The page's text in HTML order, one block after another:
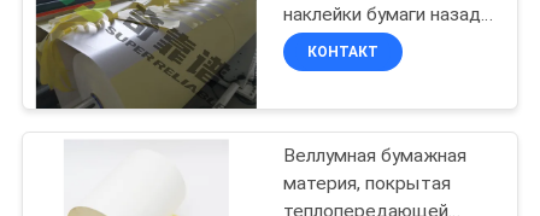
СВЯЖИТЕСЬ
МЫ
Термальный
бумажный
материал
слипчивого
наклейки бумаги назад
Слитой Слитой
наклейки бумаги 38 мм
КОНТАКТ
Веллумная бумажная
материя, покрытая
теплопередающей